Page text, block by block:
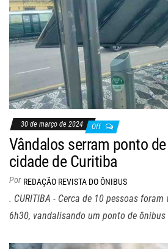
30 de março de 2024 Off
Vândalos serram ponto
cidade de Curitiba
Por REDAÇÃO REVISTA DO ÔNIBUS
. CURITIBA - Cerca de 10 pessoas
6h30, vandalisando um ponto de